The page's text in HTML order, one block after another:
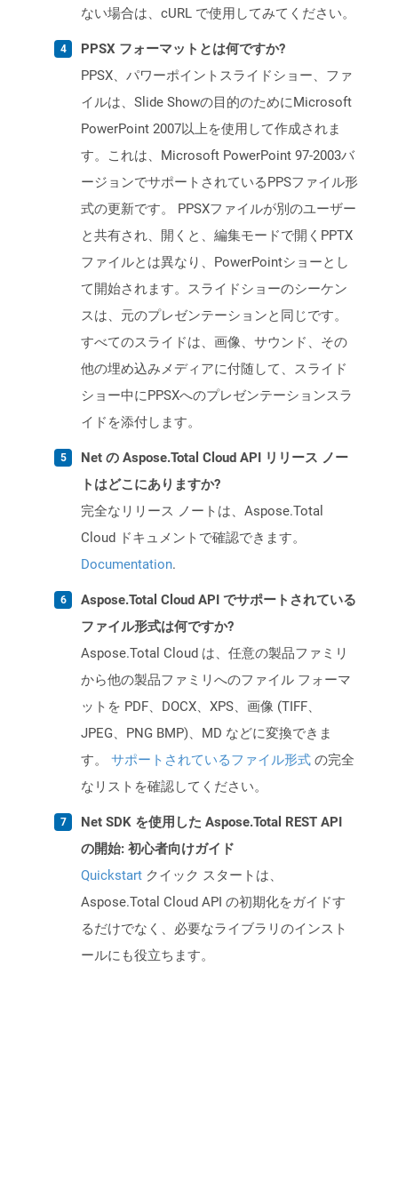
ない場合は、cURL で使用してみてください。
PPSX フォーマットとは何ですか?
PPSX、パワーポイントスライドショー、ファ
イルは、Slide Showの目的のためにMicrosoft
PowerPoint 2007以上を使用して作成されま
す。これは、Microsoft PowerPoint 97-2003バ
ージョンでサポートされているPPSファイル形
式の更新です。 PPSXファイルが別のユーザー
と共有され、開くと、編集モードで開くPPTX
ファイルとは異なり、PowerPointショーとし
て開始されます。スライドショーのシーケン
スは、元のプレゼンテーションと同じです。
すべてのスライドは、画像、サウンド、その
他の埋め込みメディアに付随して、スライド
ショー中にPPSXへのプレゼンテーションスラ
イドを添付します。
Net の Aspose.Total Cloud API リリース ノー
トはどこにありますか?
完全なリリース ノートは、Aspose.Total
Cloud ドキュメントで確認できます。
Documentation.
Aspose.Total Cloud API でサポートされている
ファイル形式は何ですか?
Aspose.Total Cloud は、任意の製品ファミリ
から他の製品ファミリへのファイル フォーマ
ットを PDF、DOCX、XPS、画像 (TIFF、
JPEG、PNG BMP)、MD などに変換できま
す。 サポートされているファイル形式 の完全
なリストを確認してください。
Net SDK を使用した Aspose.Total REST API
の開始: 初心者向けガイド
Quickstart クイック スタートは、
Aspose.Total Cloud API の初期化をガイドす
るだけでなく、必要なライブラリのインスト
ールにも役立ちます。